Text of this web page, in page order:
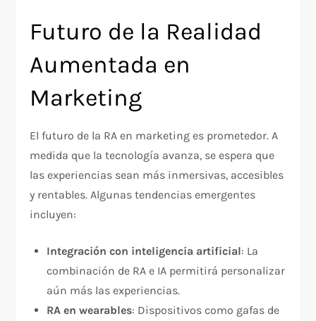
Futuro de la Realidad
Aumentada en
Marketing
El futuro de la RA en marketing es prometedor. A
medida que la tecnología avanza, se espera que
las experiencias sean más inmersivas, accesibles
y rentables. Algunas tendencias emergentes
incluyen:
Integración con inteligencia artificial: La
combinación de RA e IA permitirá personalizar
aún más las experiencias.
RA en wearables: Dispositivos como gafas de